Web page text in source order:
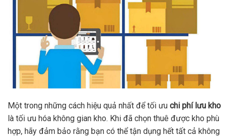
Một trong những cách hiệu quả nhất để tối ưu chi phí lưu kho
là tối ưu hóa không gian kho. Khi đã chọn thuê được kho phù
hợp, hãy đảm bảo rằng bạn có thể tận dụng hết tất cả không